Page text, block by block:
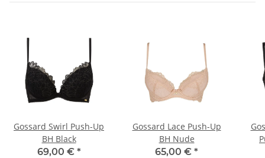
Gossard Swirl Push-Up
BH Black
69,00 € *
Gossard Lace Push-Up
BH Nude
65,00 € *